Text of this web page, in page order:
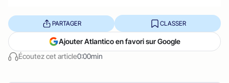
Écoutez cet article0:00min
PARTAGER CLASSER
Ajouter Atlantico en favori sur Google